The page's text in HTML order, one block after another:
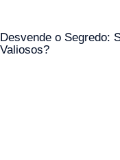
Desvende o Segredo:
Valiosos?